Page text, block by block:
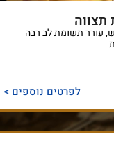
עורר תשומת לב רבה
לפרטים נוספים >